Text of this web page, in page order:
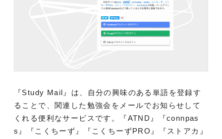
『Study Mail』は、自分の興味のある単語を登録す
ることで、関連した勉強会をメールでお知らせして
くれる便利なサービスです。
『ATND』『connpas
s』『こくちーず』『こくちーずPRO』『ストアカ』